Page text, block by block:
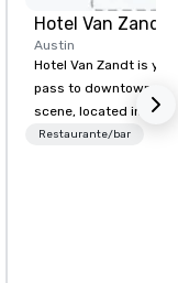
Hotel Van Zandt
Austin
Hotel Van Zandt is
pass to downtown
scene, located in the
Rainey Street District.
Restaurante/bar